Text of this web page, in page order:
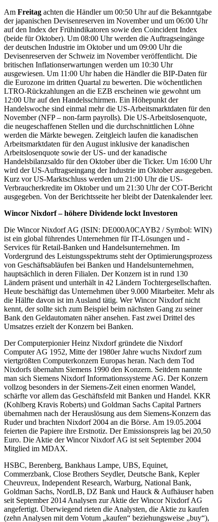
Am Freitag achten die Händler um 00:50 Uhr auf die Bekanntgabe
der japanischen Devisenreserven im November und um 06:00 Uhr
auf den Index der Frühindikatoren sowie den Coincident Index
(beide für Oktober). Um 08:00 Uhr werden die Auftragseingänge
der deutschen Industrie im Oktober und um 09:00 Uhr die
Devisenreserven der Schweiz im November veröffentlicht. Die
britischen Inflationserwartungen werden um 10:30 Uhr
ausgewiesen. Um 11:00 Uhr haben die Händler die BIP-Daten für
die Eurozone im dritten Quartal zu bewerten. Die wöchentlichen
LTRO-Rückzahlungen an die EZB erscheinen wie gewohnt um
12:00 Uhr auf den Handelsschirmen. Ein Höhepunkt der
Handelswoche sind einmal mehr die US-Arbeitsmarktdaten für den
November (NFP – non-farm payrolls). Die US-Arbeitslosenquote,
die neugeschaffenen Stellen und die durchschnittlichen Löhne
werden die Märkte bewegen. Zeitgleich laufen die kanadischen
Arbeitsmarktdaten für den August inklusive der kanadischen
Arbeitslosenquote sowie der US- und der kanadische
Handelsbilanzsaldo für den Oktober über die Ticker. Um 16:00 Uhr
wird der US-Auftragseingang der Industrie im Oktober ausgegeben.
Kurz vor US-Marktschluss werden um 21:00 Uhr die US-
Verbraucherkredite im Oktober und um 21:30 Uhr der COT-Bericht
ausgegeben. Von der Berichtsseite her bleibt der Datenkalender leer.
Wincor Nixdorf – höhere Dividende lockt Investoren
Die Wincor Nixdorf AG (ISIN: DE000A0CAYB2 / Symbol: WIN)
ist ein global führendes Unternehmen für IT-Lösungen und -
Services für Retail-Banken und Handelsunternehmen. Im
Vordergrund des Leistungsspektrums steht der Optimierungsprozess
von Geschäftsabläufen bei Banken und Handelsunternehmen,
hauptsächlich in deren Filialen. Der Konzern ist in rund 130
Ländern präsent und unterhält in 42 Ländern Tochtergesellschaften.
Heute beschäftigt das Unternehmen über 9.000 Mitarbeiter. Mehr als
die Hälfte davon ist im Ausland tätig. Wer Wincor Nixdorf nicht
kennt, der sollte sich zum Beispiel beim nächsten Gang zu seiner
Bank den Geldautomaten näher ansehen. Fast zwei Drittel des
Umsatzes erzielt der Konzern bei Banken.
Der Computerpionier Heinz Nixdorf gründete die Nixdorf
Computer AG 1952, Mitte der 1980er Jahre wuchs Nixdorf zum
viertgrößten Computerkonzern Europas heran. Nach dem Tod
Nixdorfs übernahm Siemens 1990 den Konzern. Seitdem nannte
man sich Siemens Nixdorf Informationssysteme AG. Der Konzern
vollzog besonders in der Siemens-Zeit einen enormen Wandel,
schärfte vor allem das Geschäftsfeld mit Banken und Handel. KKR
(Kohlberg Kravis Roberts) und Goldman Sachs Capital Partners
übernahmen nach der Herauslösung aus dem Siemens-Konzern das
Ruder und brachten Nixdorf 2004 an die Börse. Am 19.05.2004
feierten die Papiere ihre Erstnotiz. Der Emissionspreis lag bei 20,50
Euro. Die Aktie der Wincor Nixdorf AG ist seit September 2004
Mitglied im MDAX.
HSBC, Berenberg, Bankhaus Lampe, UBS, Equinet,
Commerzbank, Close Brothers Seydler, Deutsche Bank, Kepler
Cheuvreux, Independent Research, Warburg, National Bank,
Goldman Sachs, NordLB, DZ Bank und Hauck & Aufhäuser haben
seit September 2014 Analysen zur Aktie der Wincor Nixdorf AG
angefertigt. Überwiegend rieten die Analysten, die Aktie zu kaufen
(zehn Analysen mit dem Votum „kaufen“ beziehungsweise „buy“),